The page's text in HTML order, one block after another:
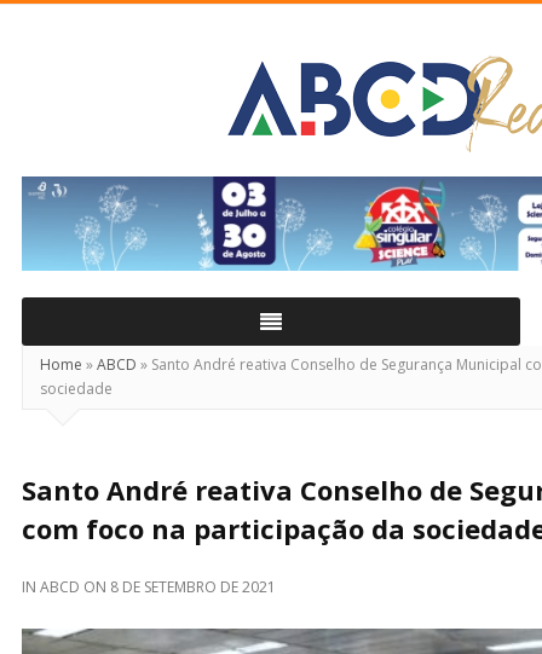
Real
Home »ABCD » Santo André reativa Conselho de Segurança Municipal
sociedade
Santo André reativa Conselho de
com foco na participação da
IN ABCD ON 8 DE SETEMBRO DE 2021